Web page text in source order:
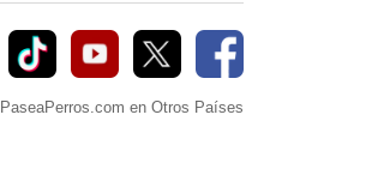
PaseaPerros.com en Otros Países